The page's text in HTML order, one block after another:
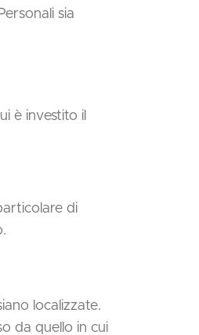
sia
è investito il
di
localizzate.
da quello in cui